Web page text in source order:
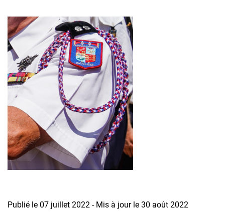
Publié le 07 juillet 2022 - Mis à jour le 30 août 2022